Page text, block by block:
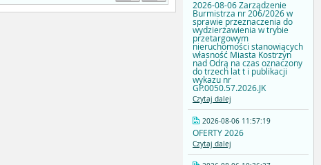
2026-08-06 Zarządzenie
Burmistrza nr 206/2026 w
sprawie przeznaczenia do
wydzierżawienia w trybie
przetargowym
nieruchomości stanowiących
własność Miasta Kostrzyn
nad Odrą na czas oznaczony
do trzech lat t i publikacji
wykazu nr
GP.0050.57.2026.JK
Czytaj dalej
2026-08-06 11:57:19
OFERTY 2026
Czytaj dalej